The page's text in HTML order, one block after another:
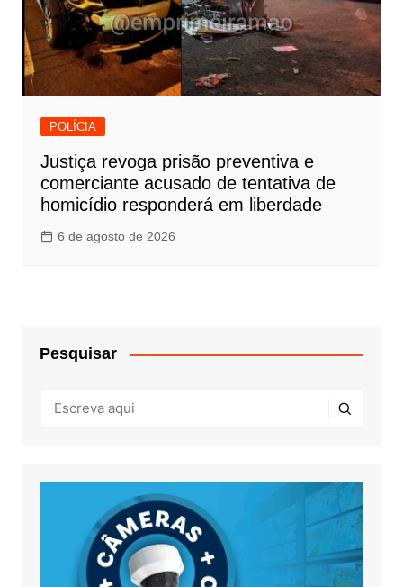
POLÍCIA
Justiça revoga prisão preventiva e
comerciante acusado de tentativa de
homicídio responderá em liberdade
6 de agosto de 2026
Pesquisar